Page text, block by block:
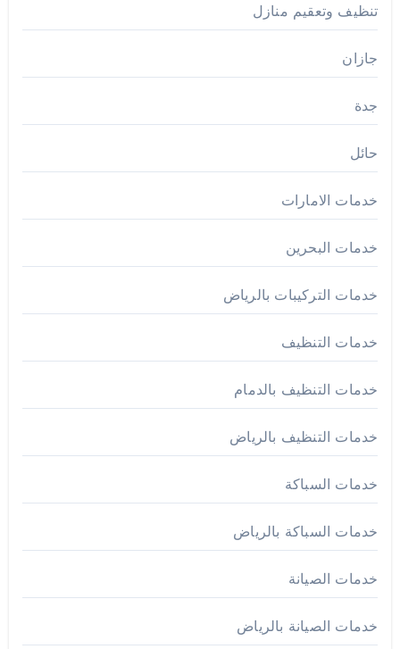
تنظيف وتعقيم منازل
جازان
جدة
حائل
خدمات الامارات
خدمات البحرين
خدمات التركيبات بالرياض
خدمات التنظيف
خدمات التنظيف بالدمام
خدمات التنظيف بالرياض
خدمات السباكة
خدمات السباكة بالرياض
خدمات الصيانة
خدمات الصيانة بالرياض